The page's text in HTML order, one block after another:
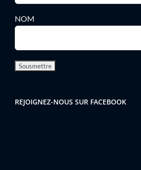
NOM
REJOIGNEZ-NOUS SUR FACEBOOK